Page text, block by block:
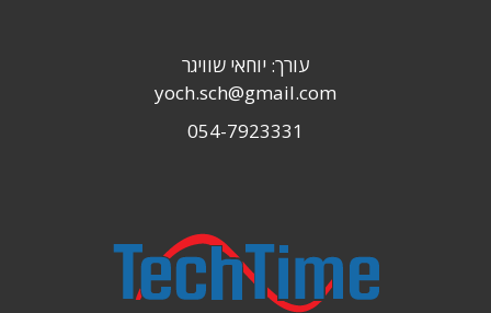
עורך: יוחאי שוויגר
yoch.sch@gmail.com
054-7923331